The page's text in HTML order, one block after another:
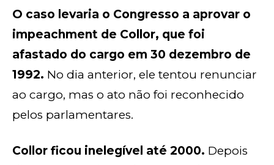
O caso levaria o Congresso a aprovar o
impeachment de Collor, que foi
afastado do cargo em 30 dezembro de
1992. No dia anterior, ele tentou renunciar
ao cargo, mas o ato não foi reconhecido
pelos parlamentares.
Collor ficou inelegível até 2000. Depois